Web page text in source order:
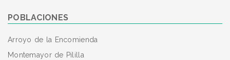
POBLACIONES
Arroyo de la Encomienda
Montemayor de Pililla